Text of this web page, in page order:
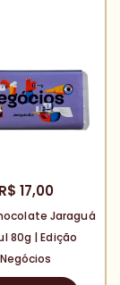
R$ 17,00
Jaraguá
80g | Edição
Negócios